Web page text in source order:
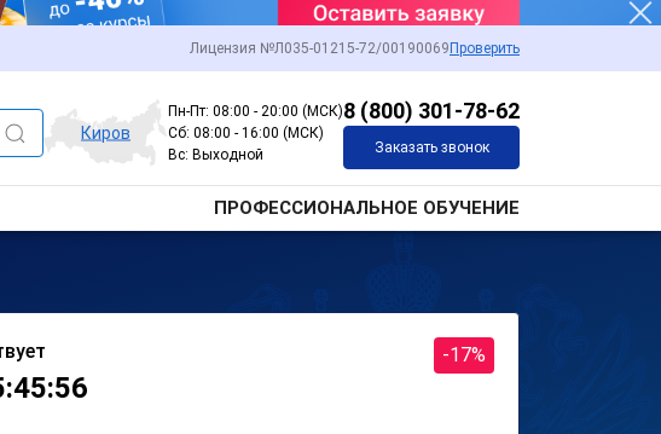
Лицензия №Л035-01215-72/00190069 Проверить
Киров
Пн-Пт: 08:00 - 20:00 (МСК)
Сб: 08:00 - 16:00 (МСК)
Вс: Выходной
8 (800) 301-78-62
Заказать звонок
ПРОФЕССИОНАЛЬНОЕ ОБУЧЕНИЕ
-17%